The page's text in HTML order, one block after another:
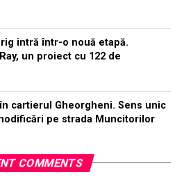
intră într-o nouă etapă.
un proiect cu 122 de
cartierul Gheorgheni. Sens unic
pe strada Muncitorilor
COMMENTS